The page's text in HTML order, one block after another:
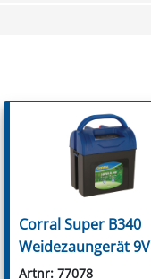
Corral Super B340
Weidezaungerät 9V
Artnr: 77078